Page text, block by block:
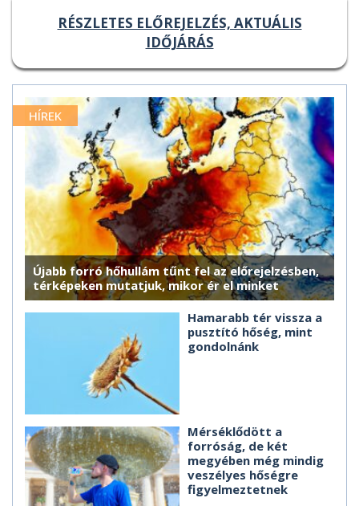
RÉSZLETES ELŐREJELZÉS, AKTUÁLIS
IDŐJÁRÁS
HÍREK
Újabb forró hőhullám tűnt fel az előrejelzésben,
térképeken mutatjuk, mikor ér el minket
Hamarabb tér vissza a
pusztító hőség, mint
gondolnánk
Mérséklődött a
forróság, de két
megyében még mindig
veszélyes hőségre
figyelmeztetnek